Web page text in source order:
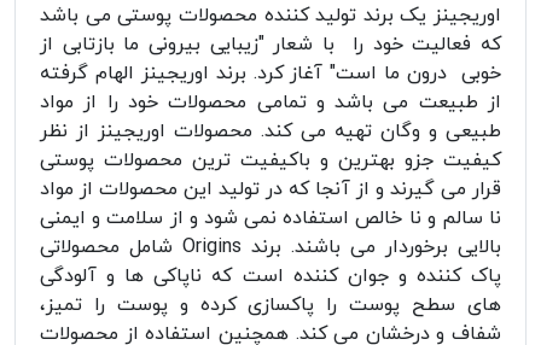
اوریجینز یک برند تولید کننده محصولات پوستی می باشد
که فعالیت خود را با شعار "زیبایی بیرونی ما بازتابی از
خوبی درون ما است" آغاز کرد. برند اوریجینز الهام گرفته
از طبیعت می باشد و تمامی محصولات خود را از مواد
طبیعی و وگان تهیه می کند. محصولات اوریجینز از نظر
کیفیت جزو بهترین و باکیفیت ترین محصولات پوستی
قرار می گیرند و از آنجا که در تولید این محصولات از مواد
نا سالم و نا خالص استفاده نمی شود و از سلامت و ایمنی
بالایی برخوردار می باشند. برند Origins شامل محصولاتی
پاک کننده و جوان کننده است که ناپاکی ها و آلودگی
های سطح پوست را پاکسازی کرده و پوست را تمیز،
شفاف و درخشان می کند. همچنین استفاده از محصولات